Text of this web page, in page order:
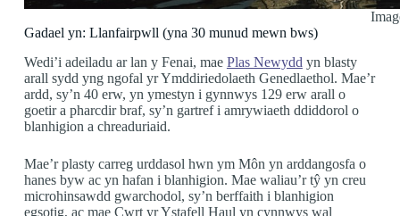
Gadael yn: Llanfairpwll (yna 30 munud mewn bws)
Wedi’i adeiladu ar lan y Fenai, mae Plas Newydd yn blasty
arall sydd yng ngofal yr Ymddiriedolaeth Genedlaethol. Mae’r
ardd, sy’n 40 erw, yn ymestyn i gynnwys 129 erw arall o
goetir a pharcdir braf, sy’n gartref i amrywiaeth ddiddorol o
blanhigion a chreaduriaid.
Mae’r plasty carreg urddasol hwn ym Môn yn arddangosfa o
hanes byw ac yn hafan i blanhigion. Mae waliau’r tŷ yn creu
microhinsawdd gwarchodol, sy’n berffaith i blanhigion
egsotig, ac mae Cwrt yr Ystafell Haul yn cynnwys wal